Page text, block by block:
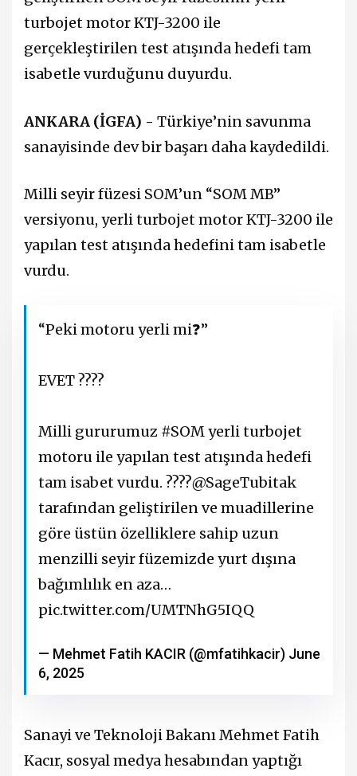
turbojet motor KTJ-3200 ile
gerçekleştirilen test atışında hedefi tam
isabetle vurduğunu duyurdu.
ANKARA (İGFA) - Türkiye’nin savunma
sanayisinde dev bir başarı daha kaydedildi.
Milli seyir füzesi SOM’un “SOM MB”
versiyonu, yerli turbojet motor KTJ-3200 ile
yapılan test atışında hedefini tam isabetle
vurdu.
“Peki motoru yerli mi❓”
EVET ????
Milli gururumuz #SOMyerli turbojet
motoru ile yapılan test atışında hedefi
tam isabet vurdu. ????@SageTubitak
tarafından geliştirilen ve muadillerine
göre üstün özelliklere sahip uzun
menzilli seyir füzemizde yurt dışına
bağımlılık en aza…
pic.twitter.com/UMTNhG5IQQ
— Mehmet Fatih KACIR (@mfatihkacir) June
6, 2025
Sanayi ve Teknoloji Bakanı Mehmet Fatih
Kacır, sosyal medya hesabından yaptığı